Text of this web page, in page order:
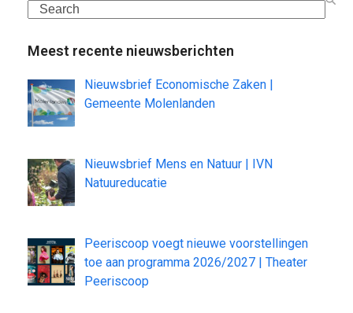
Search
Meest recente nieuwsberichten
Nieuwsbrief Economische Zaken |
Gemeente Molenlanden
Nieuwsbrief Mens en Natuur | IVN
Natuureducatie
Peeriscoop voegt nieuwe voorstellingen
toe aan programma 2026/2027 | Theater
Peeriscoop